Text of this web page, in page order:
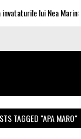
lui Nea
TAGGED "APA MARO"